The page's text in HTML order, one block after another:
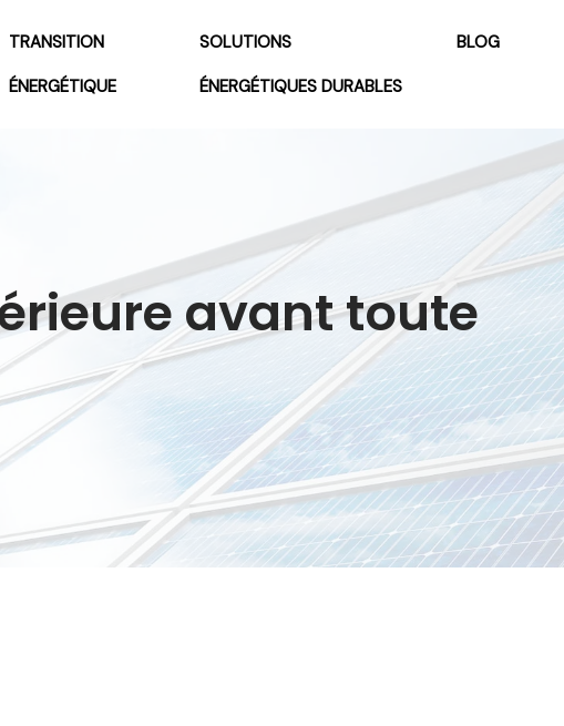
TRANSITION
ÉNERGÉTIQUE
SOLUTIONS
ÉNERGÉTIQUES DURABLES
BLOG
avant toute